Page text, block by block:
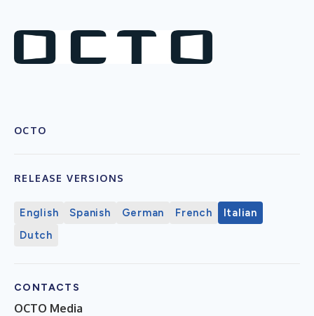
OCTO
RELEASE VERSIONS
English Spanish German French
Italian
Dutch
CONTACTS
OCTO Media